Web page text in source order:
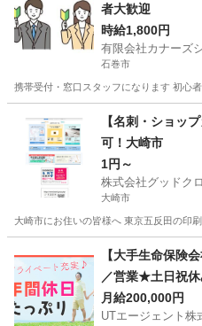
者大歓迎
時給1,800円
有限会社カナーズ
石巻市
携帯受付・窓口スタッフになります 初心
携帯ショップ
【名刺・ショッ
可！大崎市
1円～
株式会社グッドク
大崎市
大崎市にお住いの皆様へ 東京五反田の印
営業 スタッフ
【大手生命保険
／営業★土日祝
月給200,000円
UTエージェント株